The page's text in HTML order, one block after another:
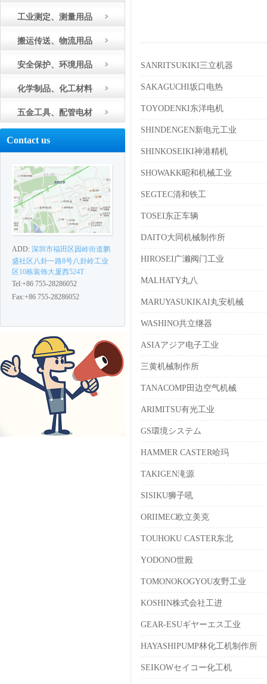
工业测定、测量用品
搬运传送、物流用品
安全保护、环境用品
化学制品、化工材料
五金工具、配管电材
Contact us
ADD: 深圳市福田区园岭街道鹏
盛社区八卦一路8号八卦岭工业
区10栋装饰大厦西524T
Tel:+86 755-28286052
Fax:+86 755-28286052
SANRITSUKIKI三立机器
SAKAGUCHI坂口电热
TOYODENKI东洋电机
SHINDENGEN新电元工业
SHINKOSEIKI神港精机
SHOWAKK昭和机械工业
SEGTEC清和铁工
TOSEI东正车辆
DAITO大同机械制作所
HIROSEI广濑阀门工业
MALHATY丸八
MARUYASUKIKAI丸安机械
WASHINO共立继器
ASIAアジア电子工业
三黄机械制作所
TANACOMP田边空气机械
ARIMITSU有光工业
GS環境システム
HAMMER CASTER哈玛
TAKIGEN滝源
SISIKU狮子吼
ORIIMEC欧立美克
TOUHOKU CASTER东北
YODONO世殿
TOMONOKOGYOU友野工业
KOSHIN株式会社工进
GEAR-ESUギヤーエス工业
HAYASHIPUMP林化工机制作所
SEIKOWセイコー化工机